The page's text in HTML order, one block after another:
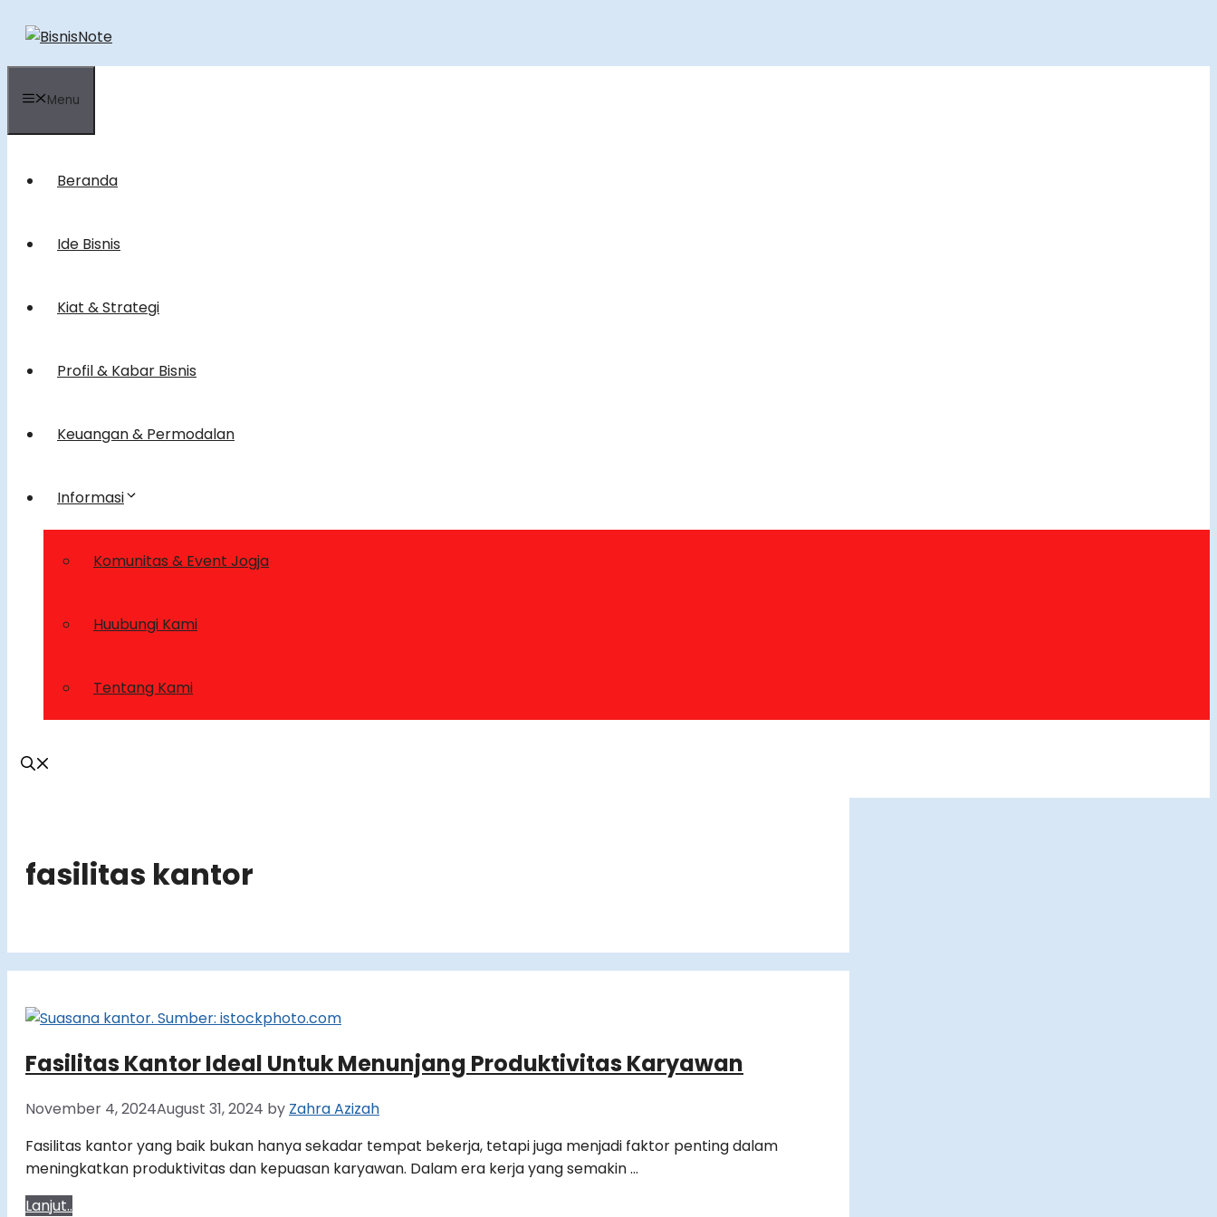
content
Menu
Beranda
Ide Bisnis
Kiat & Strategi
Profil & Kabar Bisnis
Keuangan & Permodalan
Informasi
Komunitas & Event Jogja
Huubungi Kami
Tentang Kami
fasilitas kantor
Fasilitas Kantor Ideal Untuk Menunjang Produktivitas Karyawan
November 4, 2024August 31, 2024 by Zahra Azizah
Fasilitas kantor yang baik bukan hanya sekadar tempat bekerja, tetapi juga menjadi faktor penting dalam
meningkatkan produktivitas dan kepuasan karyawan. Dalam era kerja yang semakin …
Lanjut..